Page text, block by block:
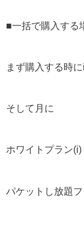
■一括で購入する
まず購入する時
そして月に
ホワイトプラ
パケットし放題